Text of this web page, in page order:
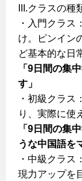
III.クラスの種
・入門クラス
け。ピンイン
ど基本的な日
「9日間の集
す」
・初級クラス
り、実際に使
「9日間の集
うな中国語を
・中級クラス
現力アップを